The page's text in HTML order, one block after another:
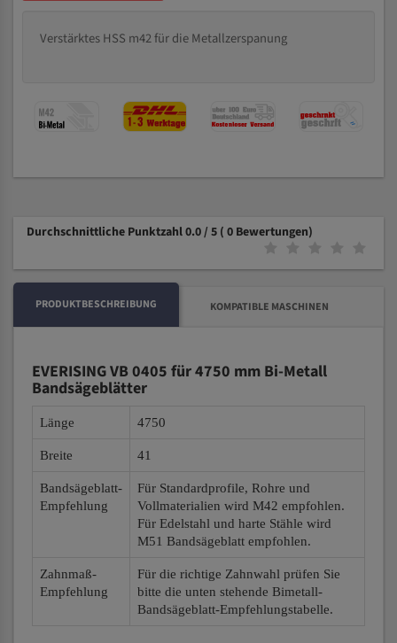
Verstärktes HSS m42 für die Metallzerspanung
Durchschnittliche Punktzahl 0.0 / 5 ( 0 Bewertungen)
PRODUKTBESCHREIBUNG KOMPATIBLE MASCHINEN
EVERISING VB 0405 für 4750 mm Bi-Metall
Bandsägeblätter
Länge 4750
Breite 41
Bandsägeblatt-
Empfehlung
Für Standardprofile, Rohre und
Vollmaterialien wird M42 empfohlen.
Für Edelstahl und harte Stähle wird
M51 Bandsägeblatt empfohlen.
Zahnmaß-
Empfehlung
Für die richtige Zahnwahl prüfen Sie
bitte die unten stehende Bimetall-
Bandsägeblatt-Empfehlungstabelle.